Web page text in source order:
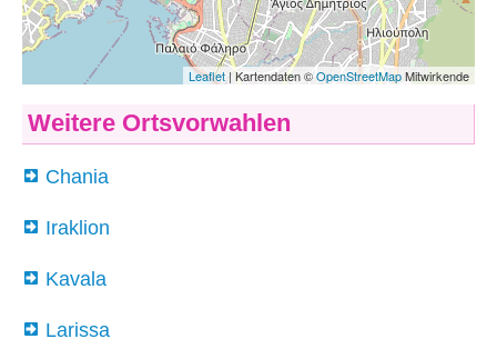
Weitere Ortsvorwahlen
Chania
Iraklion
Kavala
Larissa